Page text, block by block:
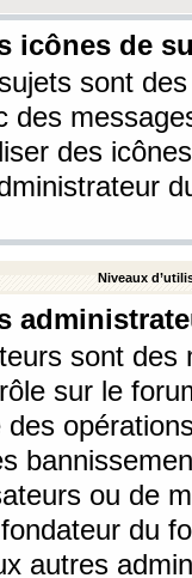
icônes de
sont
des
des
Niveaux
sont
sur le
ou de
du
autres